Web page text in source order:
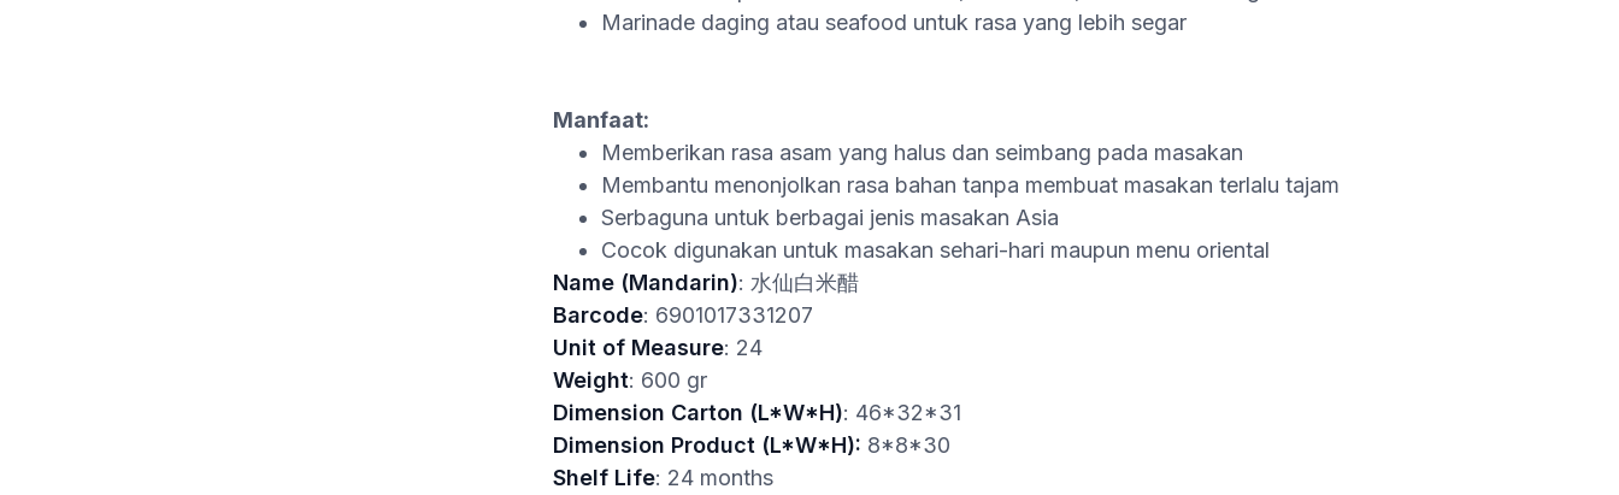
Marinade daging atau seafood untuk rasa yang lebih segar
Manfaat:
Memberikan rasa asam yang halus dan seimbang pada masakan
Membantu menonjolkan rasa bahan tanpa membuat masakan terlalu tajam
Serbaguna untuk berbagai jenis masakan Asia
Cocok digunakan untuk masakan sehari-hari maupun menu oriental
Name (Mandarin): 水仙白米醋
Barcode: 6901017331207
Unit of Measure: 24
Weight: 600 gr
Dimension Carton (L*W*H): 46*32*31
Dimension Product (L*W*H): 8*8*30
Shelf Life: 24 months